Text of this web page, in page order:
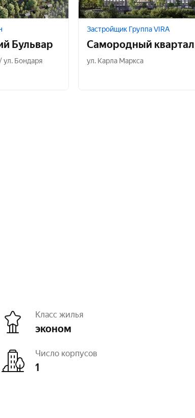
Бульвар
ул. Бондаря
Застройщик Группа VIRA
Самородный квартал
ул. Карла Маркса
Класс жилья
эконом
Число корпусов
1